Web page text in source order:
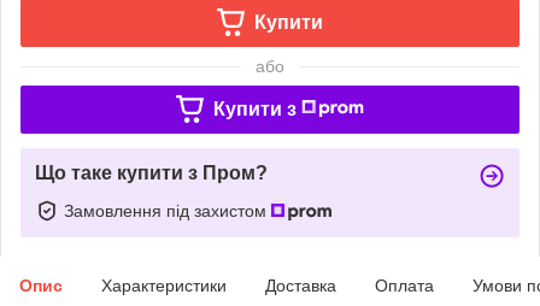
Купити
або
Купити з
Що таке купити з Пром?
Замовлення під захистом
Опис Характеристики Доставка Оплата Умови